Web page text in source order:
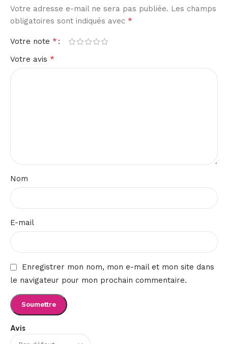
Avis
Votre adresse e-mail ne sera pas publiée. Les champs
obligatoires sont indiqués avec *
Votre note *
Votre avis *
Nom
E-mail
Enregistrer mon nom, mon e-mail et mon site dans
le navigateur pour mon prochain commentaire.